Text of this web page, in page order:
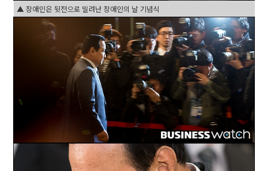
▲ 장애인은 뒷전으로 밀려난 장애인의 날 기념식